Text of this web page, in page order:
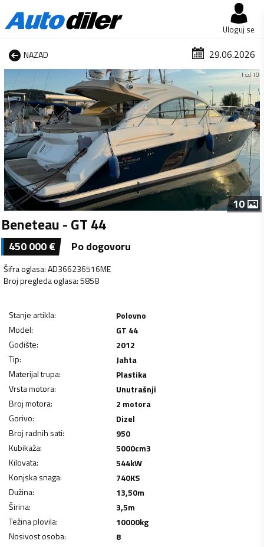
Uloguj se
NAZAD 29.06.2026
1 od 10
10
Beneteau - GT 44
450 000€ Po dogovoru
Šifra oglasa:AD366236516ME
Broj pregleda oglasa:5858
Stanje artikla:
Polovno
Model:
GT 44
Godište:
2012
Tip:
Jahta
Materijal trupa:
Plastika
Vrsta motora:
Unutrašnji
Broj motora:
2 motora
Gorivo:
Dizel
Broj radnih sati:
950
Kubikaža: 5000cm3
Kilovata: 544kW
Konjska snaga: 740KS
Dužina: 13,50m
Širina: 3,5m
Težina plovila: 10000kg
Nosivost osoba:
8